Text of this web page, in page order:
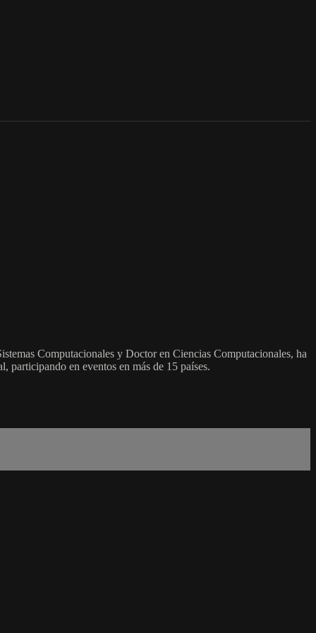
Computacionales y Doctor en Ciencias Computacionales, ha
en eventos en más de 15 países.